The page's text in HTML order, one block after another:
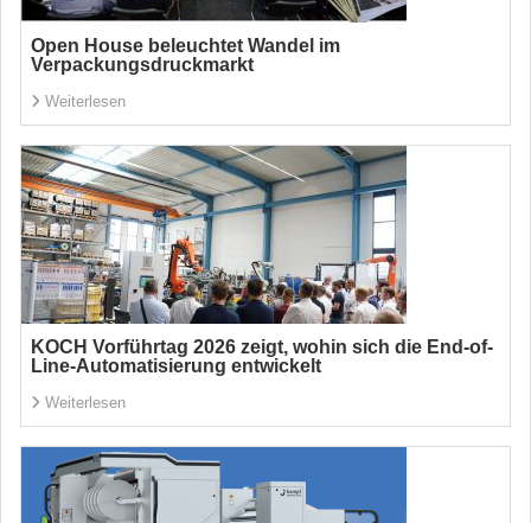
Open House beleuchtet Wandel im
Verpackungsdruckmarkt
Weiterlesen
KOCH Vorführtag 2026 zeigt, wohin sich die End-of-
Line-Automatisierung entwickelt
Weiterlesen